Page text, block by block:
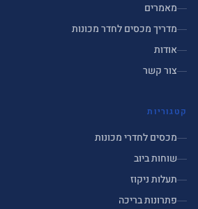
מאמרים
מדריך מכסים לחדר מכונות
אודות
צור קשר
קטגוריות
מכסים לחדרי מכונות
שוחות ביוב
תעלות ניקוז
פתרונות בריכה